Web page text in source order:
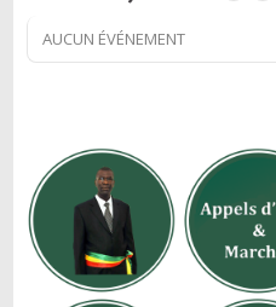
AUCUN ÉVÉNEMENT